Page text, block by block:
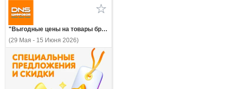
"Выгодные цены на товары бренда Fifine"
(29 Мая - 15 Июня 2026)